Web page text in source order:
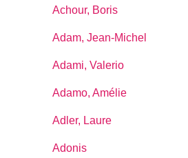
Achour, Boris
Adam, Jean-Michel
Adami, Valerio
Adamo, Amélie
Adler, Laure
Adonis